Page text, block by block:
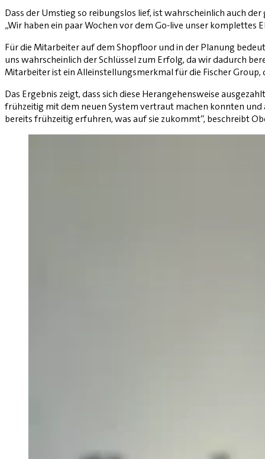
Dass der Umstieg so reibungslos lief, ist wahrscheinlich auch
„Wir haben ein paar Wochen vor dem Go-live unser komplettes
Für die Mitarbeiter auf dem Shopfloor und in der Planung
uns wahrscheinlich der Schlüssel zum Erfolg, da wir dadurch
Mitarbeiter ist ein Alleinstellungsmerkmal für die Fischer
Das Ergebnis zeigt, dass sich diese Herangehensweise
frühzeitig mit dem neuen System vertraut machen konnten und
bereits frühzeitig erfuhren, was auf sie zukommt“, beschreibt